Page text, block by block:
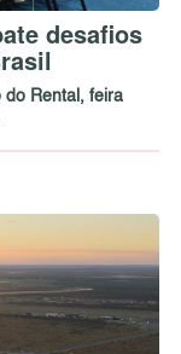
desafios
do Rental, feira